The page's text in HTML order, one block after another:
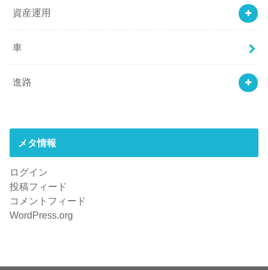
資産運用
車
進路
メタ情報
ログイン
投稿フィード
コメントフィード
WordPress.org